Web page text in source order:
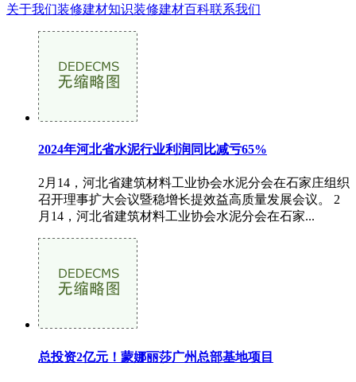
关于我们装修建材知识装修建材百科联系我们
2024年河北省水泥行业利润同比减亏65%
2月14，河北省建筑材料工业协会水泥分会在石家庄组织
召开理事扩大会议暨稳增长提效益高质量发展会议。 2
月14，河北省建筑材料工业协会水泥分会在石家...
总投资2亿元！蒙娜丽莎广州总部基地项目